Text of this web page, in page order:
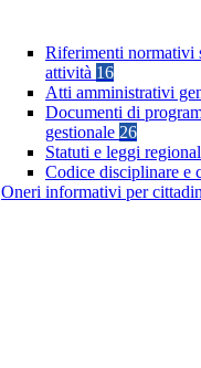
Riferimenti normativi
attività 16
Atti amministrativi
Documenti di
gestionale 26
Statuti e leggi
Codice disciplinare e
Oneri informativi per